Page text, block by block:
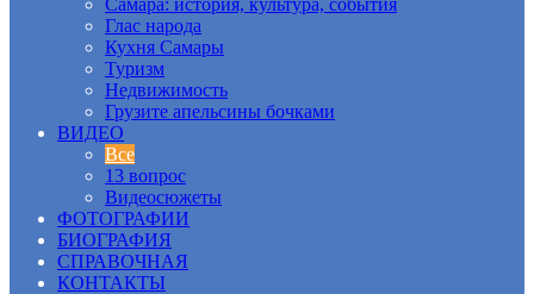
Самара: история, культура, события
Глас народа
Кухня Самары
Туризм
Недвижимость
Грузите апельсины бочками
ВИДЕО
Все
13 вопрос
Видеосюжеты
ФОТОГРАФИИ
БИОГРАФИЯ
СПРАВОЧНАЯ
КОНТАКТЫ